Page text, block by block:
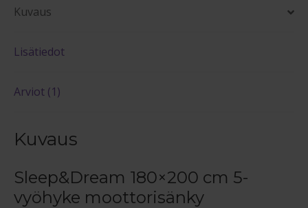
Kuvaus
Lisätiedot
Arviot (1)
Kuvaus
Sleep&Dream 180×200 cm 5-
vyöhyke moottorisänky